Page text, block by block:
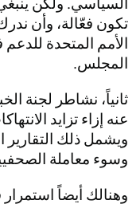
تكون فعّالة، وأن
الأمم المتحدة
المجلس.
ثانياً، نشاطر لجنة
عنه إزاء تزايد
ويشمل ذلك التقارير
وسوء معاملة
وهنالك أيضاً